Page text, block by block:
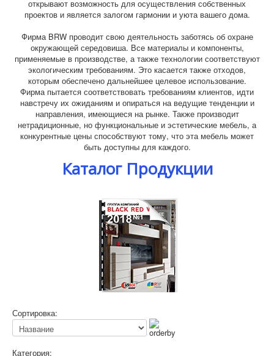
открывают возможность для осуществления собственных
проектов и является залогом гармонии и уюта вашего дома.
Фирма BRW проводит свою деятельность заботясь об охране
окружающей середовиша. Все материалы и компоненты,
применяемые в производстве, а также технологии соответствуют
экологическим требованиям. Это касается также отходов,
которым обеспечено дальнейшее целевое использование.
Фирма пытается соответствовать требованиям клиентов, идти
навстречу их ожиданиям и опираться на ведущие тенденции и
направления, имеющиеся на рынке. Также производит
нетрадиционные, но функциональные и эстетические мебель, а
конкурентные цены способствуют тому, что эта мебель может
быть доступны для каждого.
Каталог Продукции
Сортировка:
Категория: